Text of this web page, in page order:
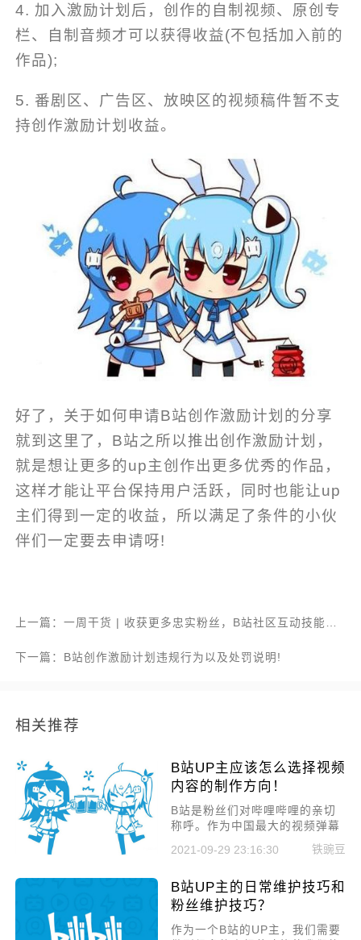
4. 加入激励计划后，创作的自制视频、原创专
栏、自制音频才可以获得收益(不包括加入前的
作品);
5. 番剧区、广告区、放映区的视频稿件暂不支
持创作激励计划收益。
好了，关于如何申请B站创作激励计划的分享
就到这里了，B站之所以推出创作激励计划，
就是想让更多的up主创作出更多优秀的作品，
这样才能让平台保持用户活跃，同时也能让up
主们得到一定的收益，所以满足了条件的小伙
伴们一定要去申请呀!
上一篇：一周干货 | 收获更多忠实粉丝，B站社区互动技能学起来！
下一篇：B站创作激励计划违规行为以及处罚说明!
相关推荐
B站UP主应该怎么选择视频
内容的制作方向！
B站是粉丝们对哔哩哔哩的亲切
称呼。作为中国最大的视频弹幕
网站，B站在24岁及以下青少年
用户最喜欢的十大应用程序中排
中，站B在00后的十大新关注度
应用中排名第一，平均月活跃量
过70% !
2021-09-29 23:16:30 铁豌豆
B站UP主的日常维护技巧和
粉丝维护技巧？
作为一个B站的UP主，我们需要